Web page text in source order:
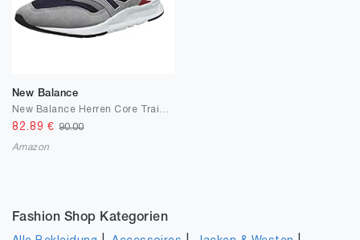
New Balance
82.89 €90.00
Amazon
Fashion Shop Kategorien